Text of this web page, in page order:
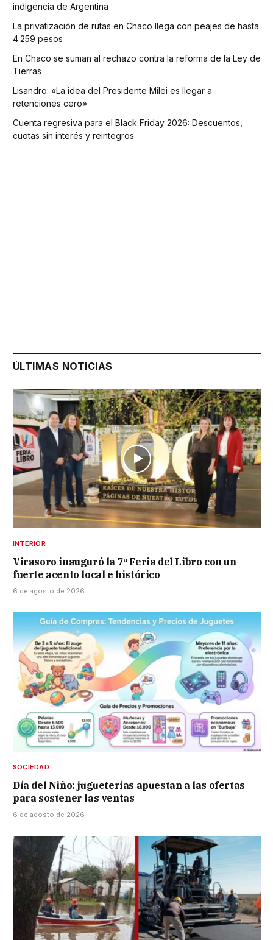
indigencia de Argentina
La privatización de rutas en Chaco llega con peajes de hasta
4.259 pesos
En Chaco se suman al rechazo contra la reforma de la Ley de
Tierras
Lisandro: «La idea del Presidente Milei es llegar a
retenciones cero»
Cuenta regresiva para el Black Friday 2026: Descuentos,
cuotas sin interés y reintegros
ÚLTIMAS NOTICIAS
INTERIOR
Virasoro inauguró la 7ª Feria del Libro con un
fuerte acento local e histórico
6 de agosto de 2026
SOCIEDAD
Día del Niño: jugueterías apuestan a las ofertas
para sostener las ventas
6 de agosto de 2026